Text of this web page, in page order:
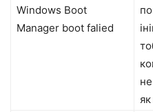
Windows Boot
Manager boot falied